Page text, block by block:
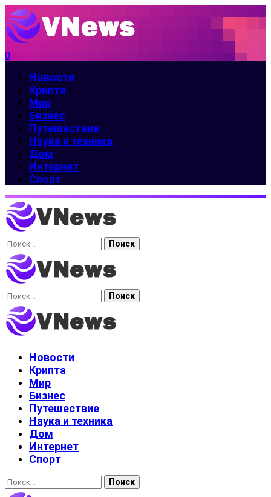
0
Новости
Крипта
Мир
Бизнес
Путешествие
Наука и техника
Дом
Интернет
Спорт
Найти:
Найти:
Новости
Крипта
Мир
Бизнес
Путешествие
Наука и техника
Дом
Интернет
Спорт
Найти: